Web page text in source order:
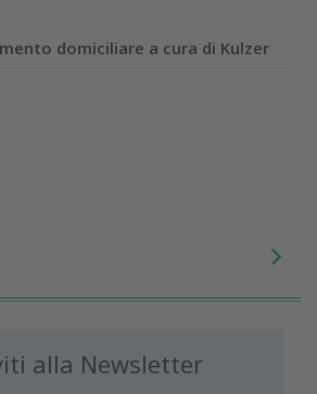
domiciliare a cura di Kulzer
alla Newsletter